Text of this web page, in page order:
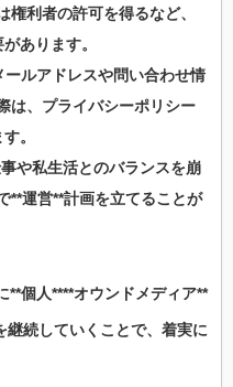
権利者の許可を得るなど、
あります。
ルアドレスや問い合わせ情
は、プライバシーポリシー
。
や私生活とのバランスを崩
**運営**計画を立てることが
**個人****オウンドメディア**
継続していくことで、着実に